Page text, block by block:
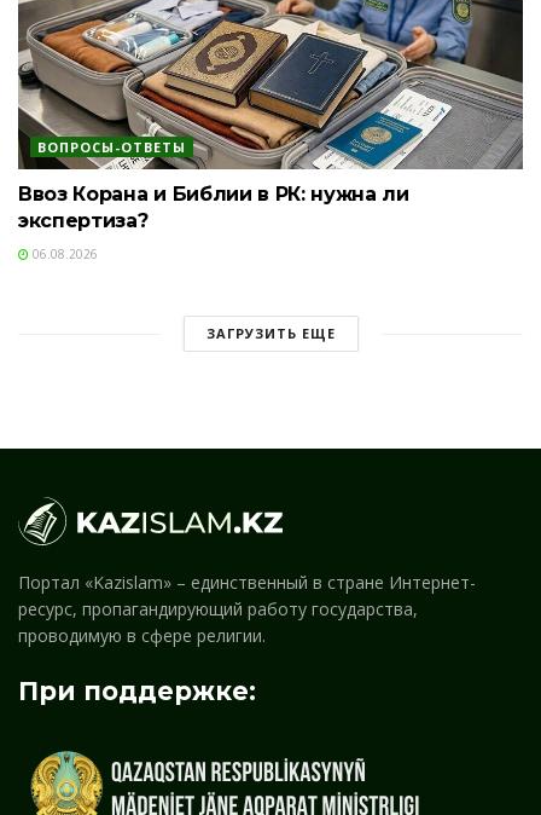
ВОПРОСЫ-ОТВЕТЫ
Ввоз Корана и Библии в РК: нужна ли
экспертиза?
06.08.2026
ЗАГРУЗИТЬ ЕЩЕ
Портал «Kazislam» – единственный в стране Интернет-
ресурс, пропагандирующий работу государства,
проводимую в сфере религии.
При поддержке: